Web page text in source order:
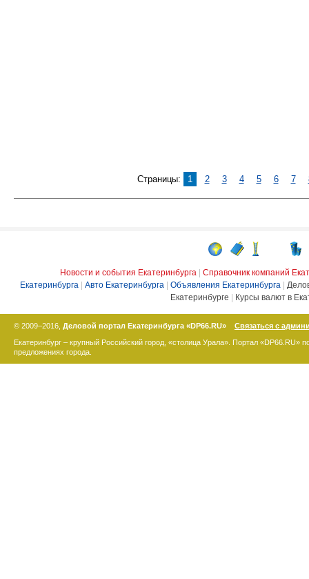
Страницы: 1 2 3 4 5 6 7
Новости и события Екатеринбурга
Справочник компаний
Екатеринбурга
Авто Екатеринбурга Объявления Екатеринбурга
Екатеринбурге
Курсы валют в
© 2009–2016, Деловой портал Екатеринбурга «DP66.RU»
Связаться с
Екатеринбург – крупный Российский город, «столица Урала». Портал «DP66.RU»
предложениях города.